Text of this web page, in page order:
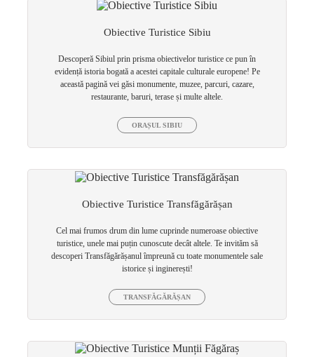
Obiective Turistice Sibiu
Descoperă Sibiul prin prisma obiectivelor turistice ce pun în
evidență istoria bogată a acestei capitale culturale europene! Pe
această pagină vei găsi monumente, muzee, parcuri, cazare,
restaurante, baruri, terase și multe altele.
ORAȘUL SIBIU
Obiective Turistice Transfăgărășan
Cel mai frumos drum din lume cuprinde numeroase obiective
turistice, unele mai puțin cunoscute decât altele. Te invităm să
descoperi Transfăgărășanul împreună cu toate monumentele sale
istorice și inginerești!
TRANSFĂGĂRĂȘAN